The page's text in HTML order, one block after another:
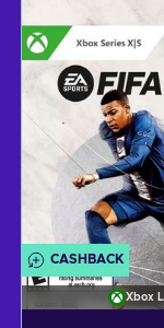
Visualizza
CASHBACK
Xbox